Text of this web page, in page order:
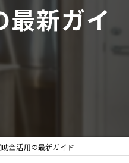
新ガイ
金活用の最新ガイド